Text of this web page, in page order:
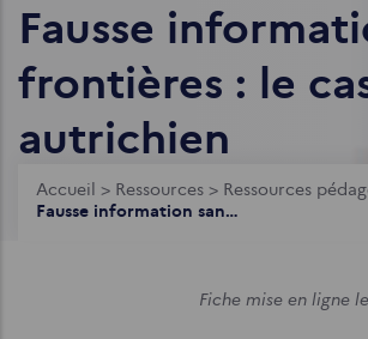
Fausse
frontières : le
autrichien
Fil
Accueil > Ressources > Ressources
Fausse information sans frontières : le cas autrichien
Fiche mise en ligne